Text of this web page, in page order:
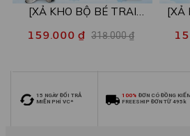
[XẢ KHO BỘ BÉ TRAI
nhiều mẫu - Quần áo bé trai
159.000 ₫ 318.000 ₫
[XẢ
mẫu
15 NGÀY ĐỔI TRẢ
MIỄN PHÍ VC*
100% ĐƠN CÓ ĐỒNG
FREESHIP ĐƠN TỪ 495k